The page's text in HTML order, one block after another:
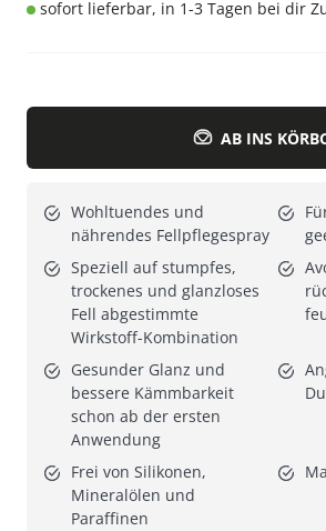
sofort lieferbar, in 1-3 Tagen bei dir
AB INS
Wohltuendes und
nährendes Fellpflegespray
Speziell auf stumpfes,
trockenes und glanzloses
Fell abgestimmte
Wirkstoff-Kombination
Gesunder Glanz und
bessere Kämmbarkeit
schon ab der ersten
Anwendung
Frei von Silikonen,
Mineralölen und
Paraffinen